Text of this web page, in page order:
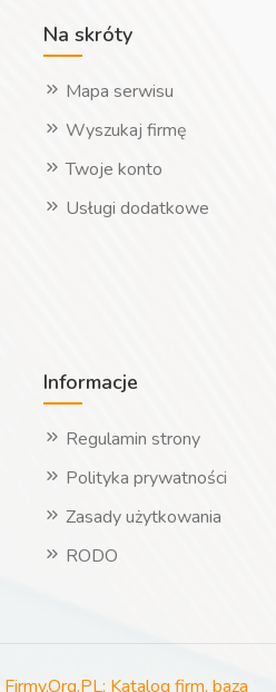
Na skróty
Mapa serwisu
Wyszukaj firmę
Twoje konto
Usługi dodatkowe
Informacje
Regulamin strony
Polityka prywatności
Zasady użytkowania
RODO
Firmy.Org.PL: Katalog firm, baza